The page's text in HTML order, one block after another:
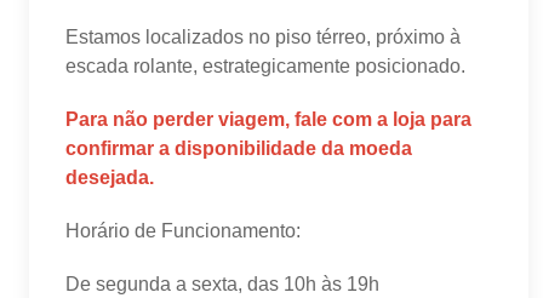
Estamos localizados no piso térreo, próximo à
escada rolante, estrategicamente posicionado.
Para não perder viagem, fale com a loja para
confirmar a disponibilidade da moeda
desejada.
Horário de Funcionamento:
De segunda a sexta, das 10h às 19h